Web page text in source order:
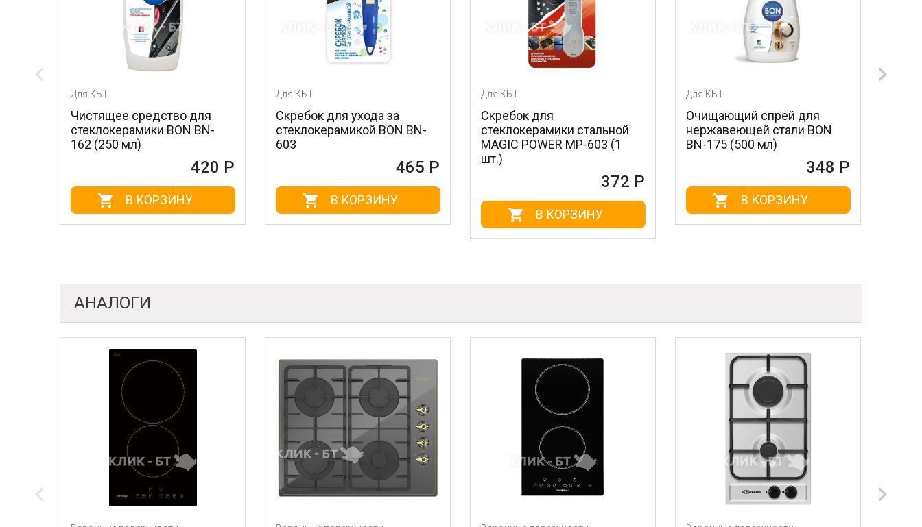
Чистящее средство для
стеклокерамики BON BN-
162 (250 мл)
В КОРЗИНУ
Скребок для ухода за
стеклокерамикой BON BN-
В КОРЗИНУ
Скребок для
стеклокерамики стальной
MAGIC POWER MP-603 (1
шт.)
В КОРЗИНУ
Очищающий спрей для
нержавеющей стали BON
BN-175 (500 мл)
В КОРЗИНУ
АНАЛОГИ